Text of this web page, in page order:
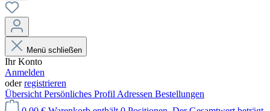
Menü schließen
Ihr Konto
Anmelden
oderregistrieren
Übersicht Persönliches Profil Adressen Bestellungen